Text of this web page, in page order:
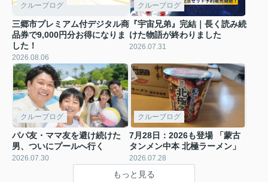
クルーブログ
三郷市プレミアム付デジタル商
品券で9,000円分お得になりま
した！
2026.08.06
クルーブログ
『宇宙兄弟』完結｜長く読み続
けた物語が終わりました
2026.07.31
クルーブログ
パパ友・ママ友を避け続けた
男、ついにプールへ行く
2026.07.30
クルーブログ
7月28日：2026も登場 「蒙古
タンメン中本 北極ラーメン」
2026.07.28
もっと見る